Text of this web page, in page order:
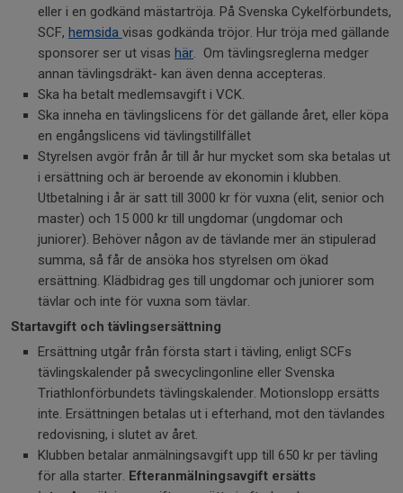
eller i en godkänd mästartröja. På Svenska Cykelförbundets,
SCF, hemsida visas godkända tröjor. Hur tröja med gällande
sponsorer ser ut visas här. Om tävlingsreglerna medger
annan tävlingsdräkt- kan även denna accepteras.
Ska ha betalt medlemsavgift i VCK.
Ska inneha en tävlingslicens för det gällande året, eller köpa
en engångslicens vid tävlingstillfället
Styrelsen avgör från år till år hur mycket som ska betalas ut
i ersättning och är beroende av ekonomin i klubben.
Utbetalning i år är satt till 3000 kr för vuxna (elit, senior och
master) och 15 000 kr till ungdomar (ungdomar och
juniorer). Behöver någon av de tävlande mer än stipulerad
summa, så får de ansöka hos styrelsen om ökad
ersättning. Klädbidrag ges till ungdomar och juniorer som
tävlar och inte för vuxna som tävlar.
Startavgift och tävlingsersättning
Ersättning utgår från första start i tävling, enligt SCFs
tävlingskalender på swecyclingonline eller Svenska
Triathlonförbundets tävlingskalender. Motionslopp ersätts
inte. Ersättningen betalas ut i efterhand, mot den tävlandes
redovisning, i slutet av året.
Klubben betalar anmälningsavgift upp till 650 kr per tävling
för alla starter. Efteranmälningsavgift ersätts